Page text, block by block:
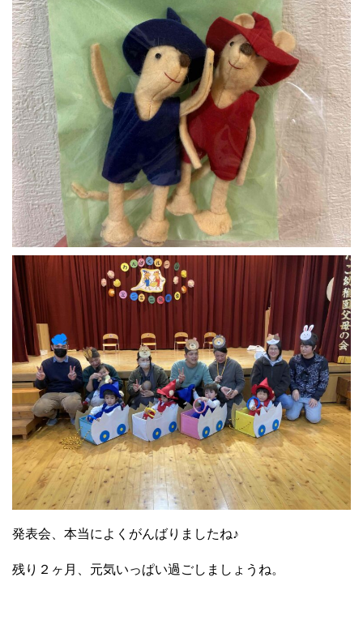
発表会、本当によくがんばりましたね♪
残り２ヶ月、元気いっぱい過ごしましょうね。